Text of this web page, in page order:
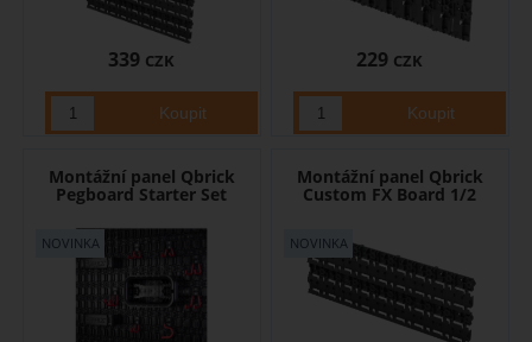
339 CZK 229 CZK
Montážní panel Qbrick
Pegboard Starter Set
Montážní panel Qbrick
Custom FX Board 1/2